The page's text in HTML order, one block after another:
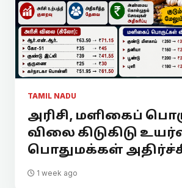
TAMIL NADU
அரிசி, மளிகைப்
விலை கிடுகிடு
பொதுமக்கள்
1 week ago